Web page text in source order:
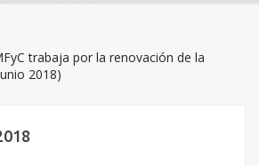
trabaja por la renovación de la
2018)